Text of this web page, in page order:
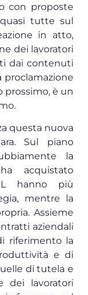
con proposte
tutte sul
in atto,
dei lavoratori
dai contenuti
proclamazione
prossimo, è un
questa nuova
Sul piano
la
acquistato
hanno più
mentre la
Assieme
aziendali
riferimento la
e di
di tutela e
dei lavoratori